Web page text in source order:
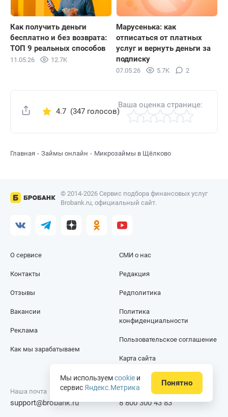
Как получить деньги
бесплатно и без возврата:
ТОП 9 реальных способов
11.05.26 12.7K
Марусенька: как
отписаться от платных
услуг и вернуть деньги за
подписку
07.05.26 5.7K 2
Поделиться
4.7(347 голосов)
Ваша оценка странице:
Главная Займы онлайн Микрозаймы в Щёлково
© 2014-2026 Сервис подбора финансовых услуг
Brobank.ru, официальный сайт.
О сервисе
Контакты
Отзывы
СМИ о нас
Редакция
Редполитика
Вакансии
Реклама
Как мы зарабатываем
Политика
конфиденциальности
Пользовательское соглашение
Карта сайта
Наша почта
support@brobank.ru
Телефон
8 800 300 43 83
Мы используемcookie и
сервис Яндекс.Метрика Понятно